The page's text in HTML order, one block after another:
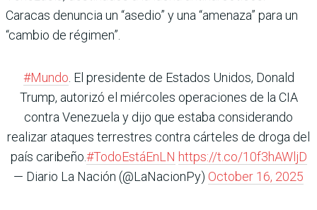
Caracas denuncia un “asedio” y una “amenaza” para un
“cambio de régimen”.
#Mundo . El presidente de Estados Unidos, Donald
Trump, autorizó el miércoles operaciones de la CIA
contra Venezuela y dijo que estaba considerando
realizar ataques terrestres contra cárteles de droga del
país caribeño.#TodoEstáEnLN https://t.co/10f3hAWljD
— Diario La Nación (@LaNacionPy) October 16, 2025